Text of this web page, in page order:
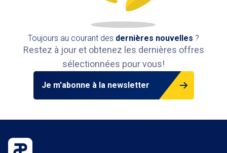
Toujours au courant des dernières nouvelles ?
Restez à jour et obtenez les dernières offres
sélectionnées pour vous!
Je m'abonne à la newsletter